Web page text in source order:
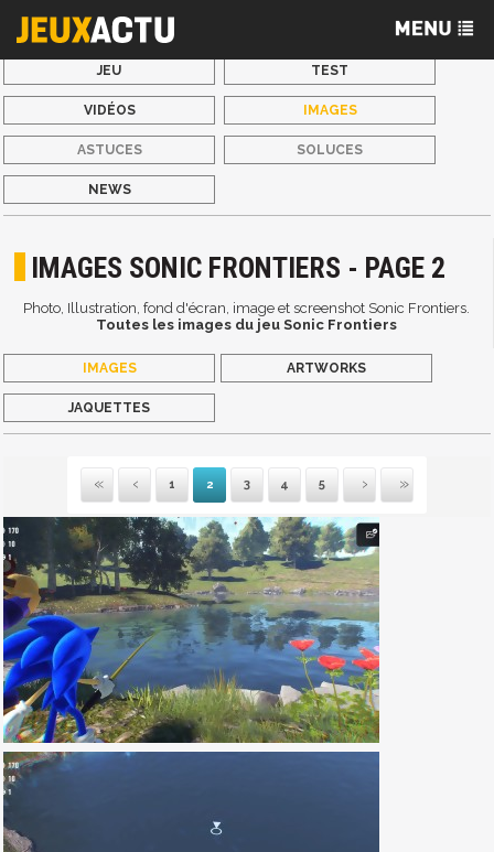
JEU TEST
VIDÉOS IMAGES
ASTUCES SOLUCES
NEWS
IMAGES SONIC FRONTIERS - PAGE 2
Photo, Illustration, fond d'écran, image et screenshot Sonic Frontiers.
Toutes les images du jeu Sonic Frontiers
IMAGES ARTWORKS
JAQUETTES
Première
Précédente
1 2 3 4 5
Suivante
Dernière